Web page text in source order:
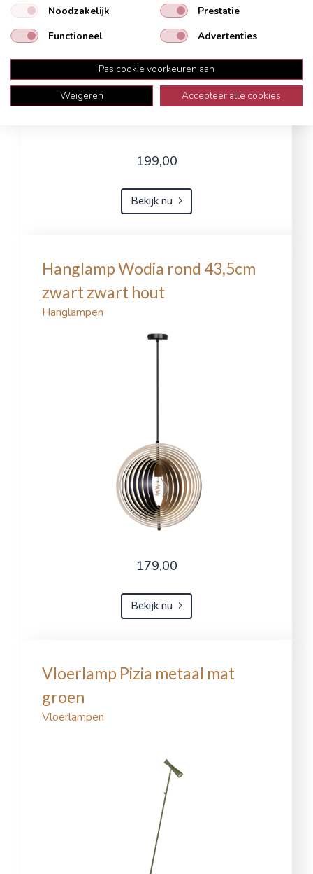
199,00
Bekijk nu
Hanglamp Wodia rond 43,5cm
zwart zwart hout
Hanglampen
179,00
Bekijk nu
Vloerlamp Pizia metaal mat
groen
Vloerlampen
Noodzakelijk
Prestatie
Functioneel
Advertenties
Pas cookie voorkeuren aan
Weigeren
Accepteer alle cookies